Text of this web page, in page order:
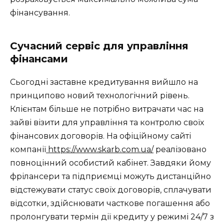
фінансування.
Сучасний сервіс для управління
фінансами
Сьогодні заставне кредитування вийшло на
принципово новий технологічний рівень.
Клієнтам більше не потрібно витрачати час на
зайві візити для управління та контролю своїх
фінансових договорів. На офіційному сайті
компанії https://www.skarb.com.ua/реалізовано
повноцінний особистий кабінет. Завдяки йому
фрілансери та підприємці можуть дистанційно
відстежувати статус своїх договорів, сплачувати
відсотки, здійснювати часткове погашення або
пролонгувати термін дії кредиту у режимі 24/7 з